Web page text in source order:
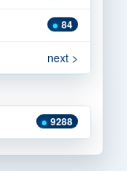
84
next >
9288